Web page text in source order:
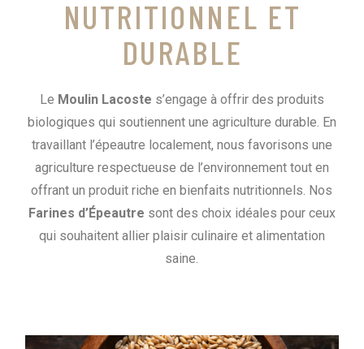
NUTRITIONNEL ET
DURABLE
Le Moulin Lacoste s’engage à offrir des produits
biologiques qui soutiennent une agriculture durable. En
travaillant l’épeautre localement, nous favorisons une
agriculture respectueuse de l’environnement tout en
offrant un produit riche en bienfaits nutritionnels. Nos
Farines d’Épeautre sont des choix idéales pour ceux
qui souhaitent allier plaisir culinaire et alimentation
saine.